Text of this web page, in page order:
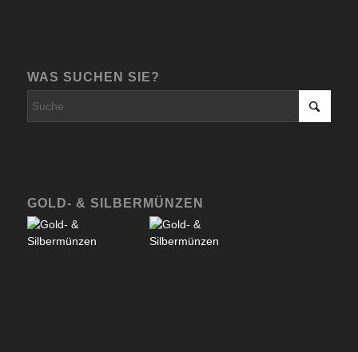
WAS SUCHEN SIE?
GOLD- & SILBERMÜNZEN